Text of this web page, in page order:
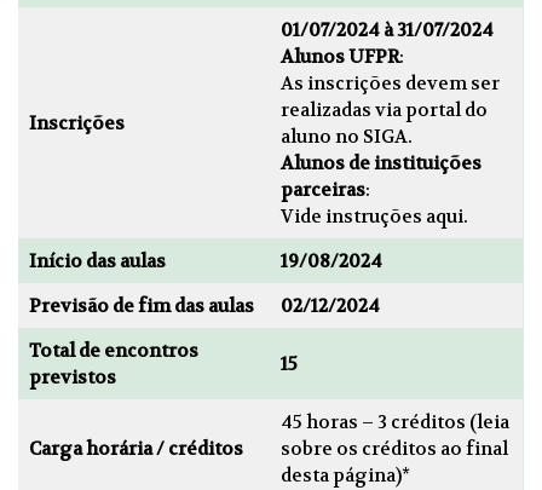
Inscrições
01/07/2024 à 31/07/2024
Alunos UFPR:
As inscrições devem ser
realizadas via portal do
aluno no SIGA.
Alunos de instituições
parceiras:
Vide instruções aqui.
Início das aulas
19/08/2024
Previsão de fim das aulas
02/12/2024
Total de encontros
previstos
15
Carga horária / créditos
45 horas – 3 créditos (leia
sobre os créditos ao final
desta página)*